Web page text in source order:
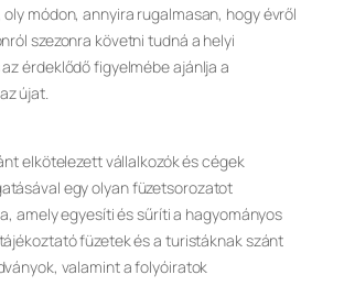
módon, annyira rugalmasan, hogy évről
szezonra követni tudná a helyi
érdeklődő figyelmébe ajánlja a
újat.
elkötelezett vállalkozók és cégek
egy olyan füzetsorozatot
amely egyesíti és sűríti a hagyományos
füzetek és a turistáknak szánt
valamint a folyóiratok